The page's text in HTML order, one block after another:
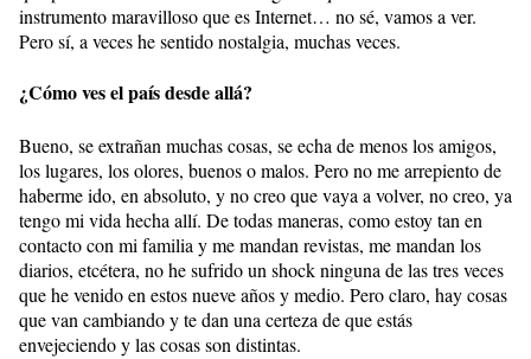
instrumento maravilloso que es Internet… no sé, vamos a ver.
Pero sí, a veces he sentido nostalgia, muchas veces.
¿Cómo ves el país desde allá?
Bueno, se extrañan muchas cosas, se echa de menos los amigos,
los lugares, los olores, buenos o malos. Pero no me arrepiento de
haberme ido, en absoluto, y no creo que vaya a volver, no creo, ya
tengo mi vida hecha allí. De todas maneras, como estoy tan en
contacto con mi familia y me mandan revistas, me mandan los
diarios, etcétera, no he sufrido un shock ninguna de las tres veces
que he venido en estos nueve años y medio. Pero claro, hay cosas
que van cambiando y te dan una certeza de que estás
envejeciendo y las cosas son distintas.